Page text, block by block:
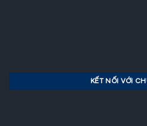
KẾT NỐI VỚI